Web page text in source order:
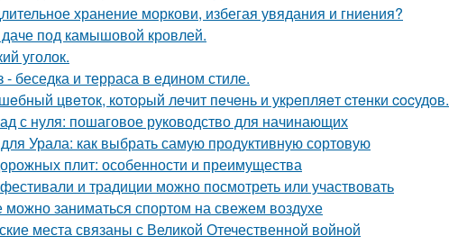
хранение моркови, избегая увядания и гниения?
под камышовой кровлей.
уголок.
- беседка и терраса в едином стиле.
цвeтoк, кoтopый лeчит пeчeнь и укpeпляeт cтeнки cocудoв.
с нуля: пошаговое руководство для начинающих
Урала: как выбрать самую продуктивную сортовую
плит: особенности и преимущества
и традиции можно посмотреть или участвовать
заниматься спортом на свежем воздухе
места связаны с Великой Отечественной войной